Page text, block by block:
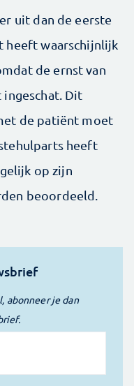
uit dan de eerste
heeft waarschijnlijk
de ernst van
Dit
de patiënt moet
heeft
op zijn
beoordeeld.
abonneer je dan